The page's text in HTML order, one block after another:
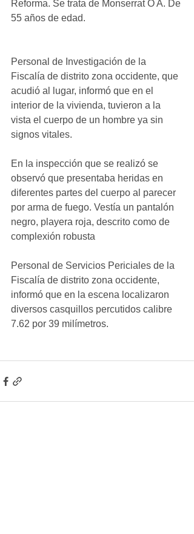
Reforma. Se trata de Monserrat O A. De
55 años de edad.
Personal de Investigación de la
Fiscalía de distrito zona occidente, que
acudió al lugar, informó que en el
interior de la vivienda, tuvieron a la
vista el cuerpo de un hombre ya sin
signos vitales.
En la inspección que se realizó se
observó que presentaba heridas en
diferentes partes del cuerpo al parecer
por arma de fuego. Vestía un pantalón
negro, playera roja, descrito como de
complexión robusta
Personal de Servicios Periciales de la
Fiscalía de distrito zona occidente,
informó que en la escena localizaron
diversos casquillos percutidos calibre
7.62 por 39 milímetros.